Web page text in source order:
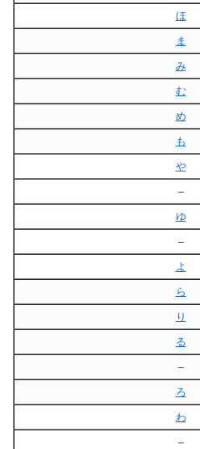
ほ
ま
み
む
め
も
や
–
ゆ
–
よ
ら
り
る
–
ろ
わ
–